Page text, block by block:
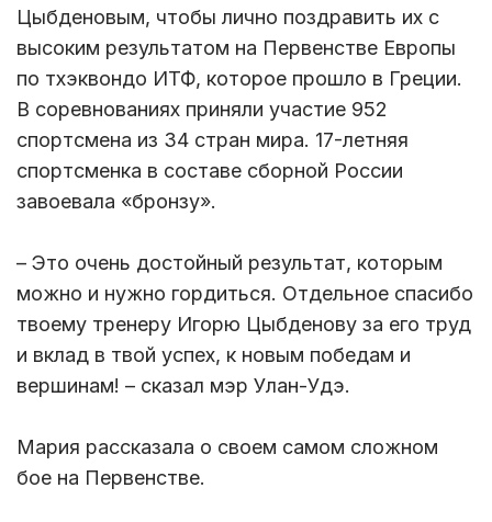
Цыбденовым, чтобы лично поздравить их с
высоким результатом на Первенстве Европы
по тхэквондо ИТФ, которое прошло в Греции.
В соревнованиях приняли участие 952
спортсмена из 34 стран мира. 17-летняя
спортсменка в составе сборной России
завоевала «бронзу».
– Это очень достойный результат, которым
можно и нужно гордиться. Отдельное спасибо
твоему тренеру Игорю Цыбденову за его труд
и вклад в твой успех, к новым победам и
вершинам! – сказал мэр Улан-Удэ.
Мария рассказала о своем самом сложном
бое на Первенстве.